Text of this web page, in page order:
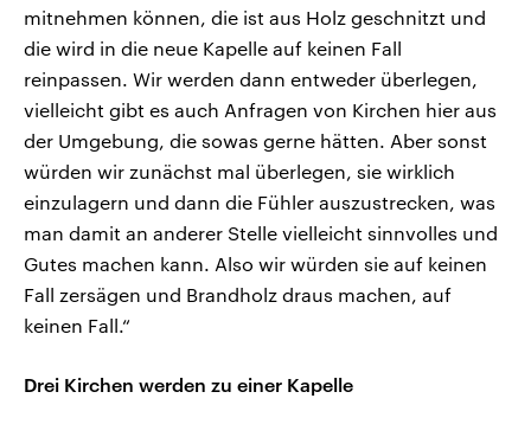
mitnehmen können, die ist aus Holz geschnitzt und
die wird in die neue Kapelle auf keinen Fall
reinpassen. Wir werden dann entweder überlegen,
vielleicht gibt es auch Anfragen von Kirchen hier aus
der Umgebung, die sowas gerne hätten. Aber sonst
würden wir zunächst mal überlegen, sie wirklich
einzulagern und dann die Fühler auszustrecken, was
man damit an anderer Stelle vielleicht sinnvolles und
Gutes machen kann. Also wir würden sie auf keinen
Fall zersägen und Brandholz draus machen, auf
keinen Fall.“
Drei Kirchen werden zu einer Kapelle